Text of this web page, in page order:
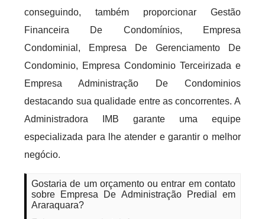
conseguindo, também proporcionar Gestão
Financeira De Condomínios, Empresa
Condominial, Empresa De Gerenciamento De
Condominio, Empresa Condominio Terceirizada e
Empresa Administração De Condominios
destacando sua qualidade entre as concorrentes. A
Administradora IMB garante uma equipe
especializada para lhe atender e garantir o melhor
negócio.
Gostaria de um orçamento ou entrar em contato
sobre Empresa De Administração Predial em
Araraquara?